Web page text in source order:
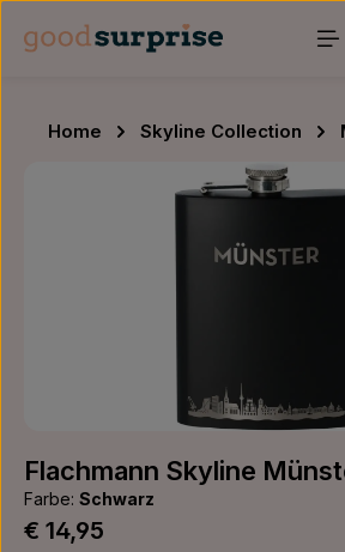
Zum Hauptinhalt springen
Home Skyline Collection
Flachmann Skyline
Farbe: Schwarz
Regulärer Preis:
€ 14,95